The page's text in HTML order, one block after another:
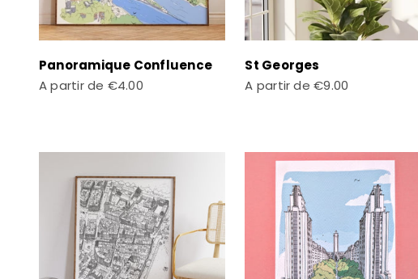
Panoramique Confluence
Prix de vente
A partir de €4.00
St Georges
Prix de vente
A partir de€9.00